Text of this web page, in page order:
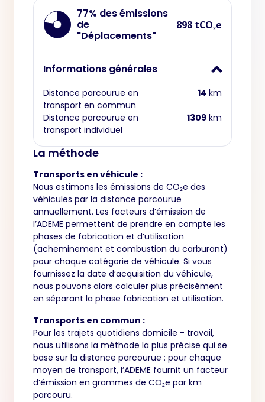
77% des émissions
de
"Déplacements"
898 tCO₂e
Informations générales
Distance parcourue en
transport en commun
14 km
Distance parcourue en
transport individuel
1309 km
La méthode
Transports en véhicule :
Nous estimons les émissions de CO₂e des
véhicules par la distance parcourue
annuellement. Les facteurs d’émission de
l’ADEME permettent de prendre en compte les
phases de fabrication et d’utilisation
(acheminement et combustion du carburant)
pour chaque catégorie de véhicule. Si vous
fournissez la date d’acquisition du véhicule,
nous pouvons alors calculer plus précisément
en séparant la phase fabrication et utilisation.
Transports en commun :
Pour les trajets quotidiens domicile - travail,
nous utilisons la méthode la plus précise qui se
base sur la distance parcourue : pour chaque
moyen de transport, l’ADEME fournit un facteur
d’émission en grammes de CO₂e par km
parcouru.